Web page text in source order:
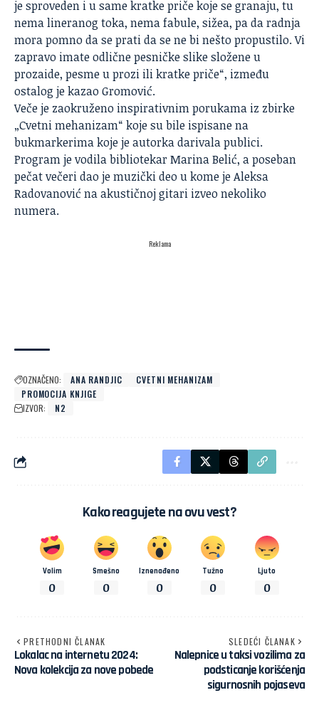
je sproveden i u same kratke priče koje se granaju, tu
nema lineranog toka, nema fabule, sižea, pa da radnja
mora pomno da se prati da se ne bi nešto propustilo. Vi
zapravo imate odlične pesničke slike složene u
prozaide, pesme u prozi ili kratke priče“, između
ostalog je kazao Gromović.
Veče je zaokruženo inspirativnim porukama iz zbirke
„Cvetni mehanizam“ koje su bile ispisane na
bukmarkerima koje je autorka darivala publici.
Program je vodila bibliotekar Marina Belić, a poseban
pečat večeri dao je muzički deo u kome je Aleksa
Radovanović na akustičnoj gitari izveo nekoliko
numera.
Reklama
OZNAČENO: ANA RANDJIC
CVETNI MEHANIZAM
PROMOCIJA KNJIGE
IZVOR:
N2
Kako reagujete na ovu vest?
Volim
0
Smešno
0
Iznenađeno
0
Tužno
0
Ljuto
0
PRETHODNI ČLANAK
Lokalac na internetu 2024:
Nova kolekcija za nove pobede
SLEDEĆI ČLANAK
Nalepnice u taksi vozilima za
podsticanje korišćenja
sigurnosnih pojaseva